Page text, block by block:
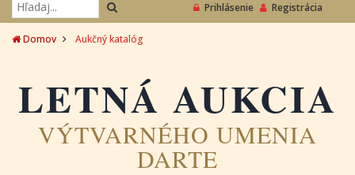
Prihlásenie Registrácia
Domov Aukčný katalóg
LETNÁ AUKCIA
VÝTVARNÉHO UMENIA
DARTE